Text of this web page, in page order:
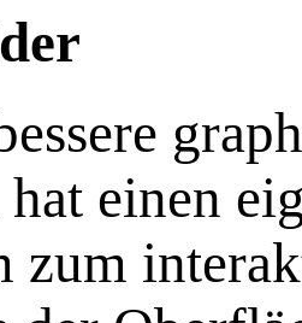
einen
zum